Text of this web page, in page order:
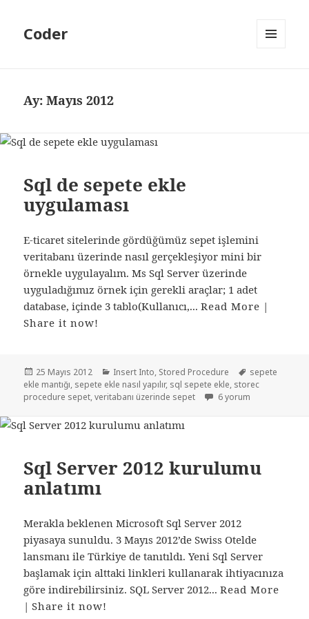
Coder
Ay:Mayıs 2012
Sql de sepete ekle
uygulaması
E-ticaret sitelerinde gördüğümüz sepet işlemini
veritabanı üzerinde nasıl gerçekleşiyor mini bir
örnekle uygulayalım. Ms Sql Server üzerinde
uyguladığımız örnek için gerekli araçlar; 1 adet
database, içinde 3 tablo(Kullanıcı,...Read More |
Share it now!
Yayın
tarihi
25 Mayıs 2012 Kategoriler
Insert Into, Stored Procedure Etiketler
sepete
ekle mantığı, sepete ekle nasıl yapılır, sql sepete ekle, storec
procedure sepet,veritabanı üzerinde sepet Sql de sepete ekle
6 yorum
Sql Server 2012 kurulumu
anlatımı
Merakla beklenen Microsoft Sql Server 2012
piyasaya sunuldu. 3 Mayıs 2012’de Swiss Otelde
lansmanı ile Türkiye de tanıtıldı. Yeni Sql Server
başlamak için alttaki linkleri kullanarak ihtiyacınıza
göre indirebilirsiniz. SQL Server 2012...Read More
|Share it now!